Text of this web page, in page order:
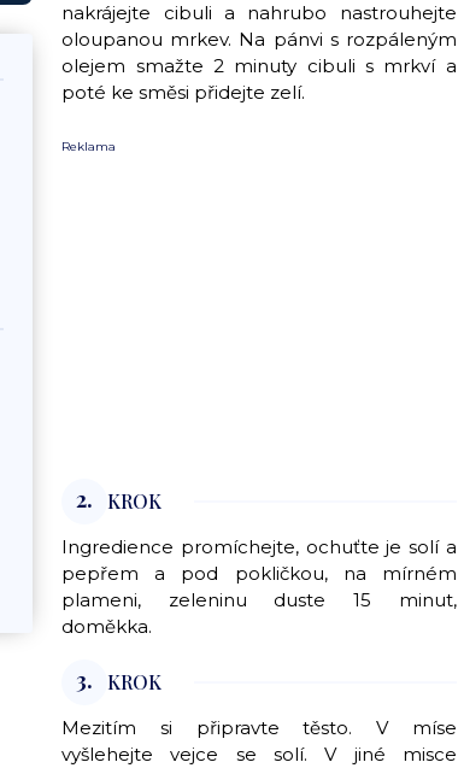
nakrájejte cibuli a nahrubo nastrouhejte
oloupanou mrkev. Na pánvi s rozpáleným
olejem smažte 2 minuty cibuli s mrkví a
poté ke směsi přidejte zelí.
Reklama
2. KROK
Ingredience promíchejte, ochuťte je solí a
pepřem a pod pokličkou, na mírném
plameni, zeleninu duste 15 minut,
doměkka.
3. KROK
Mezitím si připravte těsto. V míse
vyšlehejte vejce se solí. V jiné misce